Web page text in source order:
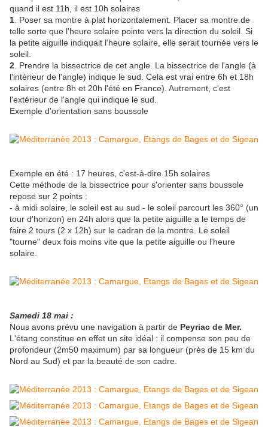
quand il est 11h, il est 10h solaires
1 . Poser sa montre à plat horizontalement. Placer sa montre de
telle sorte que l'heure solaire pointe vers la direction du soleil. Si
la petite aiguille indiquait l'heure solaire, elle serait tournée vers le
soleil.
2 . Prendre la bissectrice de cet angle. La bissectrice de l'angle (à
l'intérieur de l'angle) indique le sud. Cela est vrai entre 6h et 18h
solaires (entre 8h et 20h l'été en France). Autrement, c'est
l'extérieur de l'angle qui indique le sud.
Exemple d'orientation sans boussole
Exemple en été : 17 heures, c'est-à-dire 15h solaires
Cette méthode de la bissectrice pour s'orienter sans boussole
repose sur 2 points :
- à midi solaire, le soleil est au sud - le soleil parcourt les 360° (un
tour d'horizon) en 24h alors que la petite aiguille a le temps de
faire 2 tours (2 x 12h) sur le cadran de la montre. Le soleil
"tourne" deux fois moins vite que la petite aiguille ou l'heure
solaire.
Samedi 18 mai :
Nous avons prévu une navigation à partir de Peyriac de Mer.
L'étang constitue en effet un site idéal : il compense son peu de
profondeur (2m50 maximum) par sa longueur (près de 15 km du
Nord au Sud) et par la beauté de son cadre.